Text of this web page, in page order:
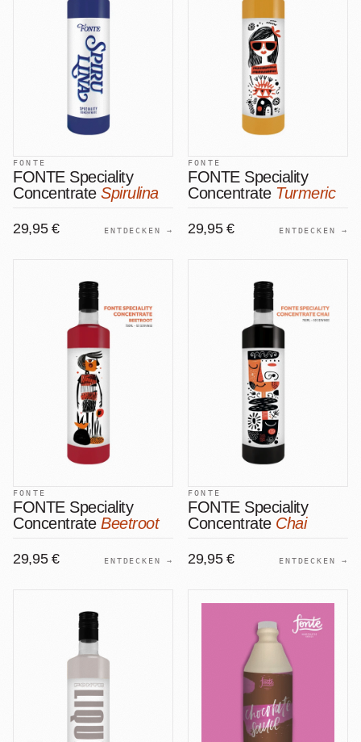
FONTE
FONTE Speciality
Concentrate Spirulina
29,95 € ENTDECKEN →
FONTE
FONTE Speciality
Concentrate Turmeric
29,95 € ENTDECKEN →
FONTE
FONTE Speciality
Concentrate Beetroot
29,95 € ENTDECKEN →
FONTE
FONTE Speciality
Concentrate Chai
29,95 € ENTDECKEN →